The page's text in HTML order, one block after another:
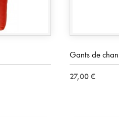
Gants de
27,00 €